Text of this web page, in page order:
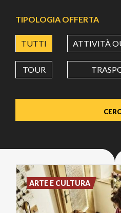
TIPOLOGIA OFFERTA
TUTTI ATTIVITÀ
TOUR
ARTE E CULTURA